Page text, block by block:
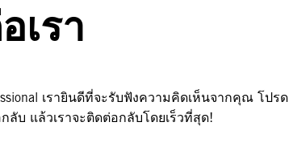
เรา
เรายินดีที่จะรับฟังความคิดเห็นจากคุณ โปรด
บ แล้วเราจะติดต่อกลับโดยเร็วที่สุด!